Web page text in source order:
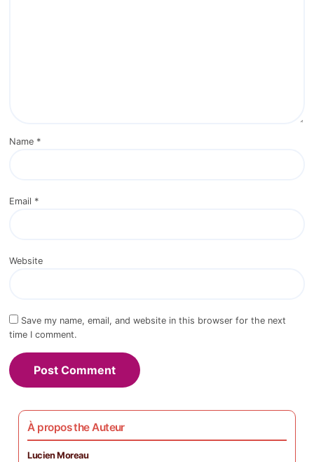
Name *
Email *
Website
Save my name, email, and website in this browser for the next
time I comment.
À propos the Auteur
Lucien Moreau